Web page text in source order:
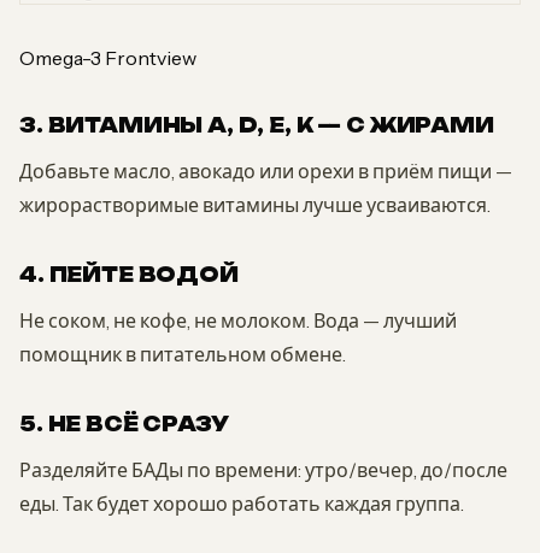
Omega-3 Frontview
3. ВИТАМИНЫ A, D, E, K — С ЖИРАМИ
Добавьте масло, авокадо или орехи в приём пищи —
жирорастворимые витамины лучше усваиваются.
4. ПЕЙТЕ ВОДОЙ
Не соком, не кофе, не молоком. Вода — лучший
помощник в питательном обмене.
5. НЕ ВСЁ СРАЗУ
Разделяйте БАДы по времени: утро/вечер, до/после
еды. Так будет хорошо работать каждая группа.